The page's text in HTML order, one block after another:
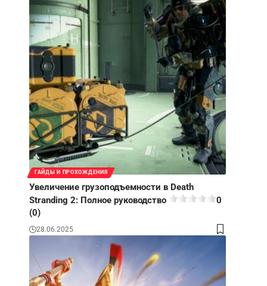
ГАЙДЫ И ПРОХОЖДЕНИЯ
Увеличение грузоподъемности в Death
Stranding 2: Полное руководство
0
(0)
28.06.2025